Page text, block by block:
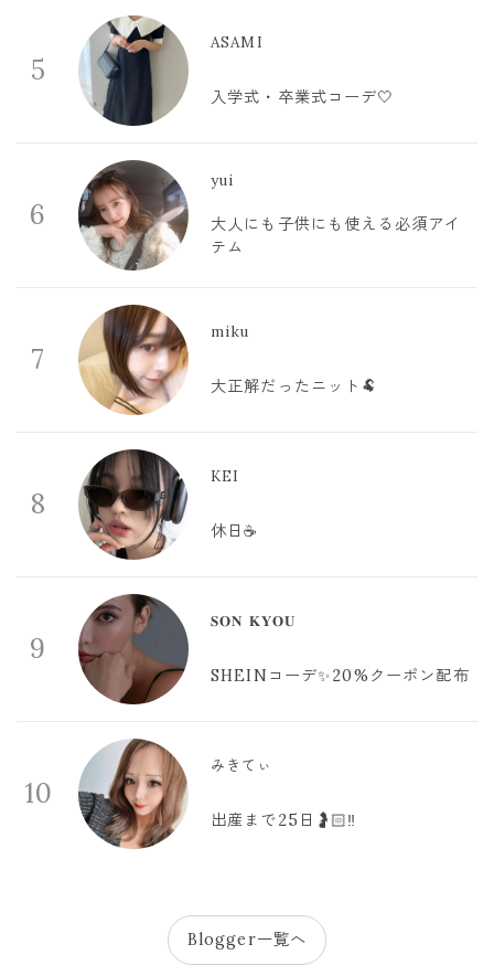
5
ASAMI
入学式・卒業式コーデ🤍
6
yui
大人にも子供にも使える必須アイ
テム
7
miku
大正解だったニット🐏
8
KEI
休日☕️
9
𝐒𝐎𝐍 𝐊𝐘𝐎𝐔
SHEINコーデ✨20%クーポン配布
10
みきてぃ
出産まで25日🤰🏻‼️
Blogger一覧へ